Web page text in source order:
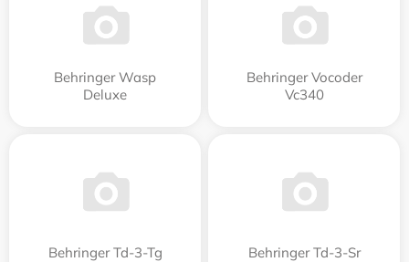
Behringer Wasp
Deluxe
Behringer Vocoder
Vc340
Behringer Td-3-Tg Behringer Td-3-Sr